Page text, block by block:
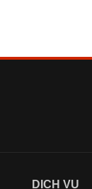
DỊCH VỤ